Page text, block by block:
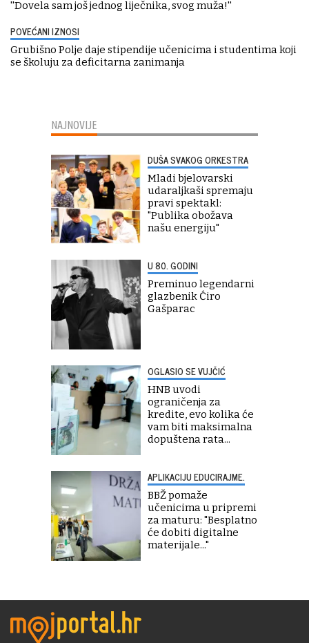
''Dovela sam još jednog liječnika, svog muža!''
POVEĆANI IZNOSI
Grubišno Polje daje stipendije učenicima i studentima koji
se školuju za deficitarna zanimanja
NAJNOVIJE
DUŠA SVAKOG ORKESTRA
Mladi bjelovarski
udaraljkaši spremaju
pravi spektakl:
"Publika obožava
našu energiju"
U 80. GODINI
Preminuo legendarni
glazbenik Ćiro
Gašparac
OGLASIO SE VUJČIĆ
HNB uvodi
ograničenja za
kredite, evo kolika će
vam biti maksimalna
dopuštena rata...
APLIKACIJU EDUCIRAJME.
BBŽ pomaže
učenicima u pripremi
za maturu: "Besplatno
će dobiti digitalne
materijale..."